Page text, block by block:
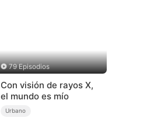
79 Episodios
Con visión de rayos X,
el mundo es mío
Urbano